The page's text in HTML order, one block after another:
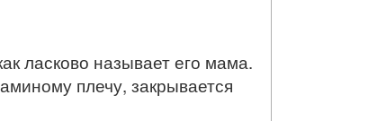
ласково называет его мама.
плечу, закрывается